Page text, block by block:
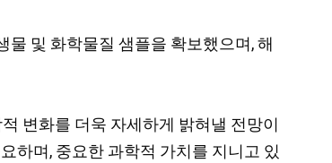
물 및 화학물질 샘플을 확보했으며, 해
변화를 더욱 자세하게 밝혀낼 전망이
하며, 중요한 과학적 가치를 지니고 있